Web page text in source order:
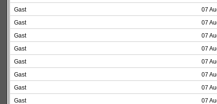
Gast
07
Gast
07
Gast
07
Gast
07
Gast
07
Gast
07
Gast
07
Gast
07